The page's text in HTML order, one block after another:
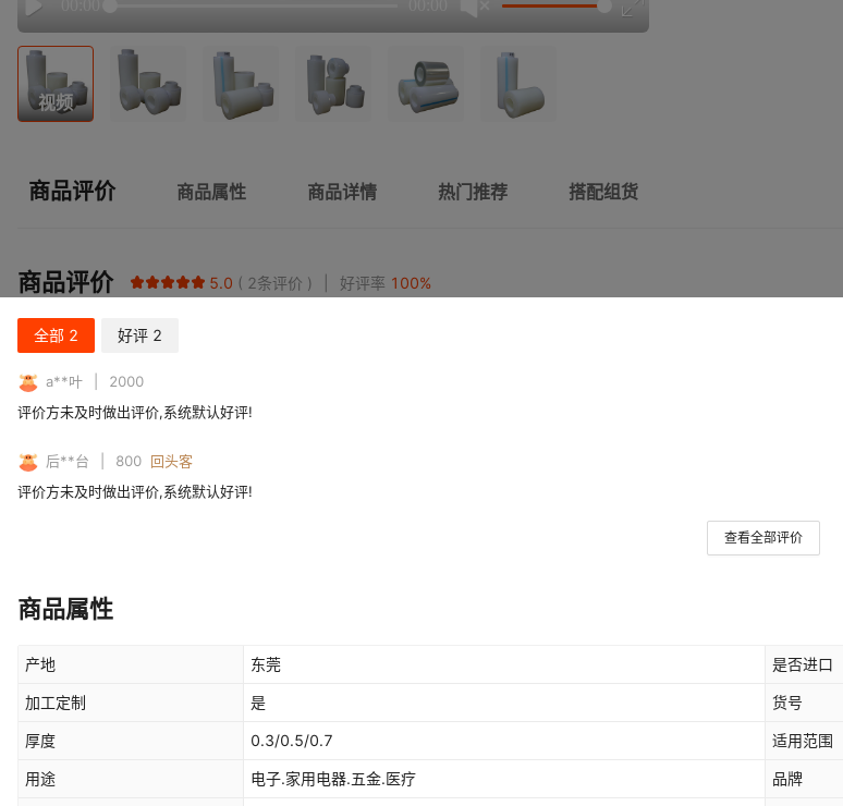
Play
视频
商品评价 商品属性 商品详情 热门推荐 搭配组货
商品评价 5.0 2条评价 好评率 100%
全部 2 好评 2
a**叶
2000
评价方未及时做出评价,系统默认好评!
后**台 800 回头客
评价方未及时做出评价,系统默认好评!
查看全部评价
商品属性
产地 东莞 是否进口
加工定制 是 货号
厚度 0.3/0.5/0.7 适用范围
用途 电子.家用电器.五金.医疗 品牌